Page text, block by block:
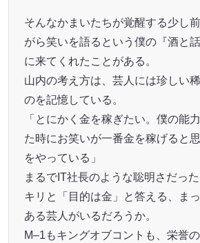
そんなかまいたちが覚醒する少し
がら笑いを語るという僕の『酒と
に来てくれたことがある。
山内の考え方は、芸人には珍しい
のを記憶している。
「とにかく金を稼ぎたい。僕の能
た時にお笑いが一番金を稼げると
をやっている」
まるでIT社長のような聡明さだっ
キリと「目的は金」と答える、ま
ある芸人がいるだろうか。
M–1もキングオブコントも、栄誉の